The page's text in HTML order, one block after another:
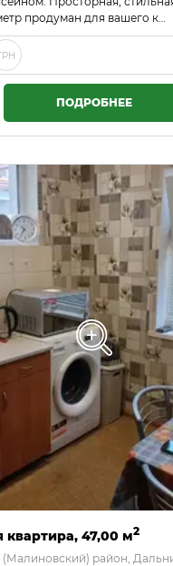
продуман для вашего к…
ПОДРОБНЕЕ
квартира, 47,00 м2
район,